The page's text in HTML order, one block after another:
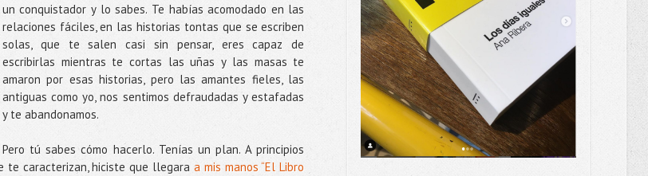
un conquistador y lo sabes. Te habías acomodado en las
relaciones fáciles, en las historias tontas que se escriben
solas, que te salen casi sin pensar, eres capaz de
escribirlas mientras te cortas las uñas y las masas te
amaron por esas historias, pero las amantes fieles, las
antiguas como yo, nos sentimos defraudadas y estafadas
y te abandonamos.
Pero tú sabes cómo hacerlo. Tenías un plan. A principios
te caracterizan, hiciste que llegara a mis manos “El Libro